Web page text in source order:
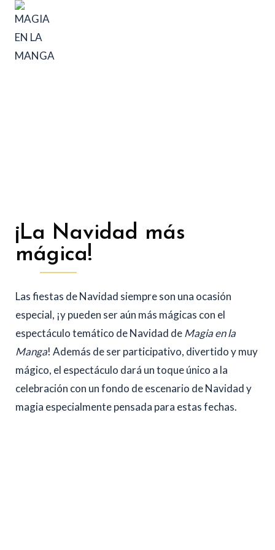
¡La Navidad más
mágica!
Las fiestas de Navidad siempre son una ocasión
especial, ¡y pueden ser aún más mágicas con el
espectáculo temático de Navidad deMagia en la
Manga! Además de ser participativo, divertido y muy
mágico, el espectáculo dará un toque único a la
celebración con un fondo de escenario de Navidad y
magia especialmente pensada para estas fechas.